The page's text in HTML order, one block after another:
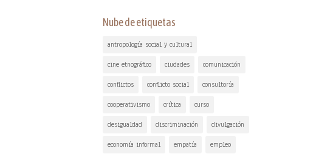
Nube de etiquetas
antropología social y cultural
cine etnográfico ciudades comunicación
conflictos conflicto social consultoría
cooperativismo crítica curso
desigualdad discriminación divulgación
economía informal empatía empleo